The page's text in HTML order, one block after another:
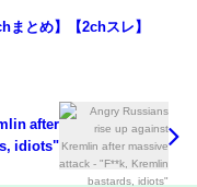
まとめ】【2chスレ】
after
idiots"